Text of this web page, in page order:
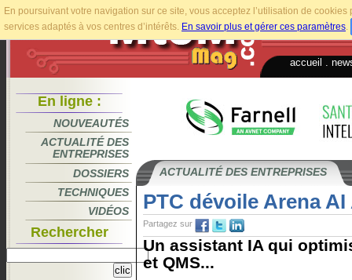
En poursuivant votre navigation sur ce site, vous acceptez l’utilisation de
services adaptés à vos centres d’intérêts. En savoir plus et gérer ces paramètres.
accueil
En ligne :
NOUVEAUTÉS
ACTUALITÉ DES
ENTREPRISES
DOSSIERS
TECHNIQUES
VIDÉOS
Rechercher
ACTUALITÉ DES ENTREPRISES
PTC dévoile Arena
Partagez sur
Un assistant IA qui
et QMS...